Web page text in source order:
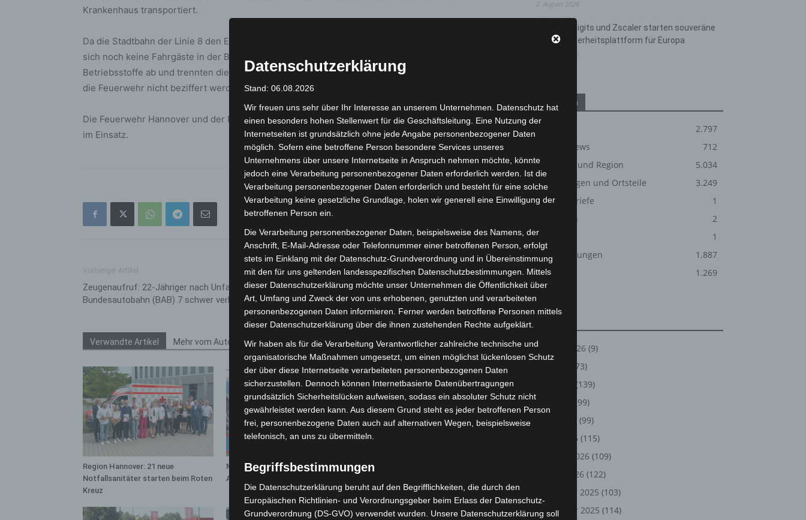
Krankenhaus transportiert.
Da die Stadtbahn der Linie 8 den Endpunkt Messe Nord gerade erst verlassen hatte, befanden
sich noch keine Fahrgäste in der Bahn. Die Einsatzkräfte der Feuerwehr streuten auslaufende
Betriebsstoffe ab und trennten die Batterie des PKW vom Bordnetz. Der Sachschaden kann durch
die Feuerwehr nicht beziffert werden.
Die Feuerwehr Hannover und der Rettungsdienst waren mit 18 Einsatzkräften und 7 Fahrzeugen
im Einsatz.
Zeugenaufruf: 22-Jähriger nach Unfall auf der
Bundesautobahn (BAB) 7 schwer verletzt
Nächster Artikel
„Mein schönster grüner Schattenplatz in
Hannover“
Verwandte Artikel Mehr vom Autor
Region Hannover: 21 neue
Notfallsanitäter starten beim Roten
Kreuz
Mann läuft mit Hockeyschläger über
A7 – Polizei sucht Zeugen
Celle: Mensch stirbt bei Bagger-
2. August 2026
Schwarz Digits und Zscaler starten souveräne
Cloud-Sicherheitsplattform für Europa
Kategorien
2.797
Corona-News
712
Hannover und Region
5.034
Langenhagen und Ortsteile
3.249
Leserbriefe
1
Menschen
2
Über uns
1
Veranstaltungen
1.887
Welt
1.269
August 2026 (9)
(73)
(139)
(99)
(99)
März 2026 (115)
Februar 2026 (109)
Januar 2026 (122)
Dezember 2025 (103)
November 2025 (114)
Datenschutzerklärung
Stand: 06.08.2026
Wir freuen uns sehr über Ihr Interesse an unserem Unternehmen. Datenschutz hat
einen besonders hohen Stellenwert für die Geschäftsleitung. Eine Nutzung der
Internetseiten ist grundsätzlich ohne jede Angabe personenbezogener Daten
möglich. Sofern eine betroffene Person besondere Services unseres
Unternehmens über unsere Internetseite in Anspruch nehmen möchte, könnte
jedoch eine Verarbeitung personenbezogener Daten erforderlich werden. Ist die
Verarbeitung personenbezogener Daten erforderlich und besteht für eine solche
Verarbeitung keine gesetzliche Grundlage, holen wir generell eine Einwilligung der
betroffenen Person ein.
Die Verarbeitung personenbezogener Daten, beispielsweise des Namens, der
Anschrift, E-Mail-Adresse oder Telefonnummer einer betroffenen Person, erfolgt
stets im Einklang mit der Datenschutz-Grundverordnung und in Übereinstimmung
mit den für uns geltenden landesspezifischen Datenschutzbestimmungen. Mittels
dieser Datenschutzerklärung möchte unser Unternehmen die Öffentlichkeit über
Art, Umfang und Zweck der von uns erhobenen, genutzten und verarbeiteten
personenbezogenen Daten informieren. Ferner werden betroffene Personen mittels
dieser Datenschutzerklärung über die ihnen zustehenden Rechte aufgeklärt.
Wir haben als für die Verarbeitung Verantwortlicher zahlreiche technische und
organisatorische Maßnahmen umgesetzt, um einen möglichst lückenlosen Schutz
der über diese Internetseite verarbeiteten personenbezogenen Daten
sicherzustellen. Dennoch können Internetbasierte Datenübertragungen
grundsätzlich Sicherheitslücken aufweisen, sodass ein absoluter Schutz nicht
gewährleistet werden kann. Aus diesem Grund steht es jeder betroffenen Person
frei, personenbezogene Daten auch auf alternativen Wegen, beispielsweise
telefonisch, an uns zu übermitteln.
Begriffsbestimmungen
Die Datenschutzerklärung beruht auf den Begrifflichkeiten, die durch den
Europäischen Richtlinien- und Verordnungsgeber beim Erlass der Datenschutz-
Grundverordnung (DS-GVO) verwendet wurden. Unsere Datenschutzerklärung soll